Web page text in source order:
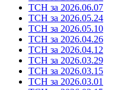
ТСН за 2026.06.07
ТСН за 2026.05.24
ТСН за 2026.05.10
ТСН за 2026.04.26
ТСН за 2026.04.12
ТСН за 2026.03.29
ТСН за 2026.03.15
ТСН за 2026.03.01